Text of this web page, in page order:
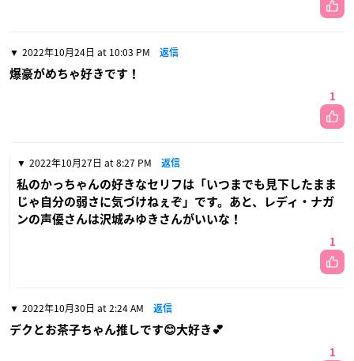
2022年10月24日 at 10:03 PM 返信
爆豪がめちゃ好きです！
1
2022年10月27日 at 8:27 PM 返信
私のかっちゃんの好きなセリフは「いつまでも見下したまま
じゃ自分の弱さに気づけねぇぞ」です。あと、レディ・ナガ
ンの声優さんは沢城みゆきさんがいいな！
1
2022年10月30日 at 2:24 AM 返信
デクとお茶子ちゃん推しです😊大好き💕
1